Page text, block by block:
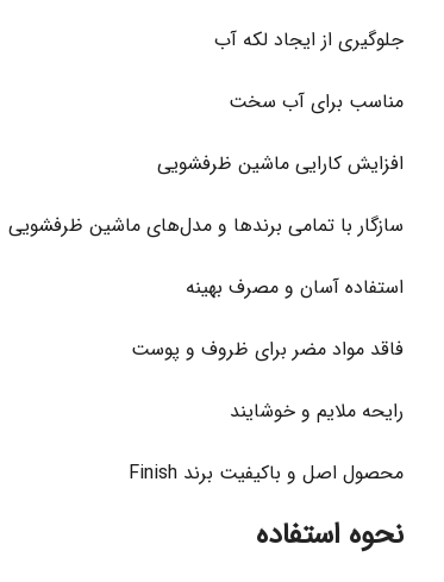
جلوگیری از ایجاد لکه آب
مناسب برای آب سخت
افزایش کارایی ماشین ظرفشویی
سازگار با تمامی برندها و مدل‌های ماشین ظرفشویی
استفاده آسان و مصرف بهینه
فاقد مواد مضر برای ظروف و پوست
رایحه ملایم و خوشایند
محصول اصل و باکیفیت برند Finish
نحوه استفاده